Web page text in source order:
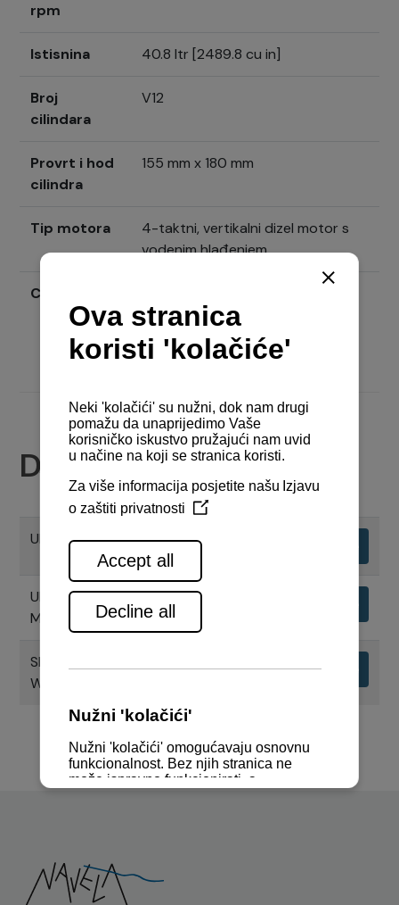
rpm
Istisnina 40.8 ltr [2489.8 cu in]
Broj
cilindara
V12
Provrt i hod
cilindra
155 mm x 180 mm
Tip motora
4-taktni, vertikalni dizel motor s
vodenim hlađenjem
Cijena
Dokumenti
UPORABNI PRIRUČNIK MOTORA
UPORABNI PRIRUČNIK CHS SERIJE
MOTORA
SPECIFIKACIJE MOTORA 12AYM-
WET
Preuzimanje